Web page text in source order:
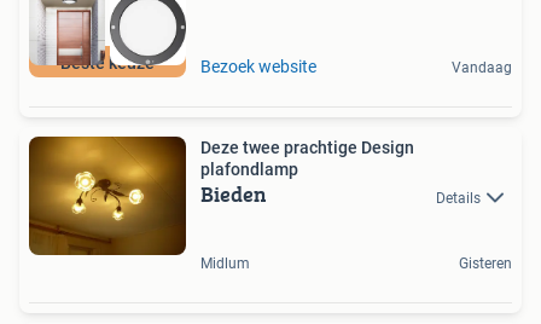
Beste keuze Bezoek website Vandaag
Deze twee prachtige Design
plafondlamp
Bieden Details
Midlum Gisteren